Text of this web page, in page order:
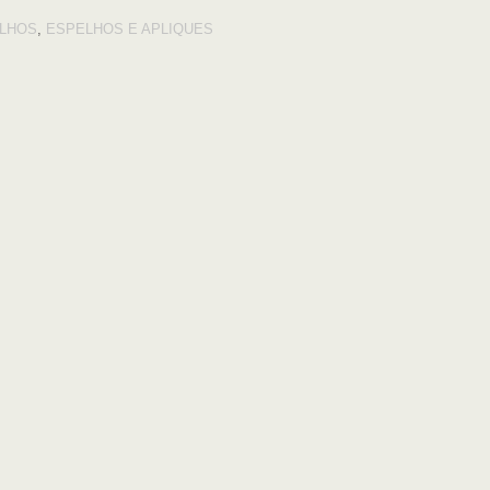
, ESPELHOS E APLIQUES